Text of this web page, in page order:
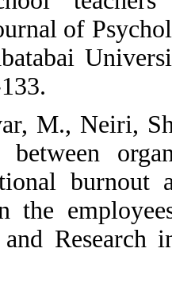
Quarterly
Allameh
95, PP, 109-133.
14. Golparvar,
relationship
stress,
behaviors in
Knowledge